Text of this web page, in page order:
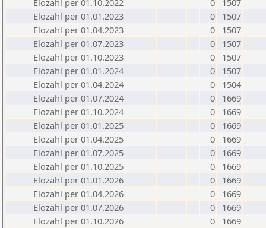
Elozahl per 01.10.2022
0
1507
Elozahl per 01.01.2023
0
1507
Elozahl per 01.04.2023
0
1507
Elozahl per 01.07.2023
0
1507
Elozahl per 01.10.2023
0
1507
Elozahl per 01.01.2024
0
1507
Elozahl per 01.04.2024
0
1504
Elozahl per 01.07.2024
0
1669
Elozahl per 01.10.2024
0
1669
Elozahl per 01.01.2025
0
1669
Elozahl per 01.04.2025
0
1669
Elozahl per 01.07.2025
0
1669
Elozahl per 01.10.2025
0
1669
Elozahl per 01.01.2026
0
1669
Elozahl per 01.04.2026
0
1669
Elozahl per 01.07.2026
0
1669
Elozahl per 01.10.2026
0 1669